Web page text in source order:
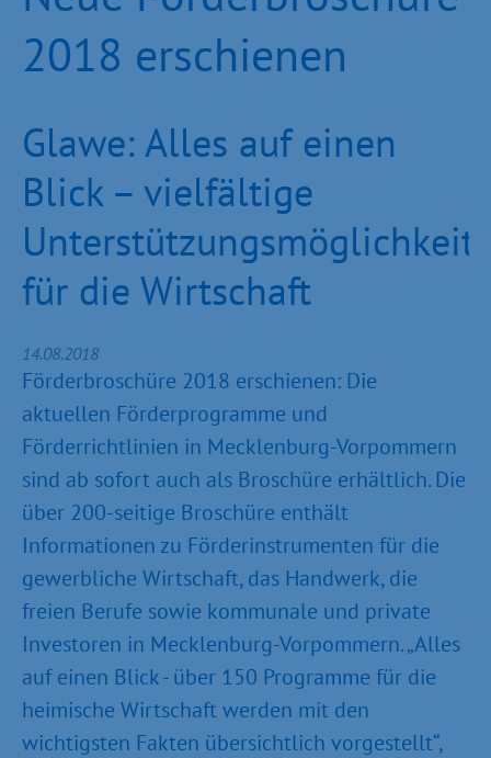
2018 erschienen
Glawe: Alles auf einen
Blick – vielfältige
für die Wirtschaft
14.08.2018
Förderbroschüre 2018 erschienen: Die
aktuellen Förderprogramme und
Förderrichtlinien in Mecklenburg-Vorpommern
sind ab sofort auch als Broschüre erhältlich. Die
über 200-seitige Broschüre enthält
Informationen zu Förderinstrumenten für die
gewerbliche Wirtschaft, das Handwerk, die
freien Berufe sowie kommunale und private
Investoren in Mecklenburg-Vorpommern. „Alles
auf einen Blick - über 150 Programme für die
heimische Wirtschaft werden mit den
wichtigsten Fakten übersichtlich vorgestellt“,